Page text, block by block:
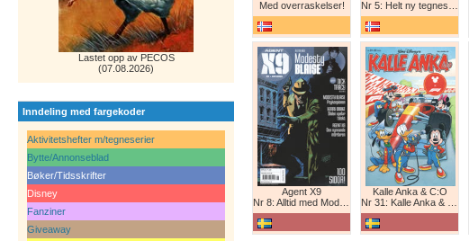
Lastet opp av PECOS
(07.08.2026)
Inndeling med fargekoder
Aktivitetshefter m/tegneserier
Bytte/Annonseblad
Bøker/Tidsskrifter
Disney
Fanziner
Giveaway
Med overraskelser!
Nr 5: Helt ny tegneserie! Maskinkrig!
Agent X9
Nr 8: Alltid med Modesty Blaise
Kalle Anka & C:O
Nr 31: Kalle Anka & C:O